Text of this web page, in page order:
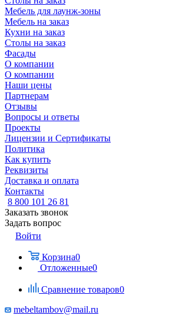
Мебель для лаунж-зоны
Мебель на заказ
Кухни на заказ
Столы на заказ
Фасады
О компании
О компании
Наши цены
Партнерам
Отзывы
Вопросы и ответы
Проекты
Лицензии и Сертификаты
Политика
Как купить
Реквизиты
Доставка и оплата
Контакты
8 800 101 26 81
Заказать звонок
Задать вопрос
Войти
Корзина0
Отложенные0
Сравнение товаров0
mebeltambov@mail.ru